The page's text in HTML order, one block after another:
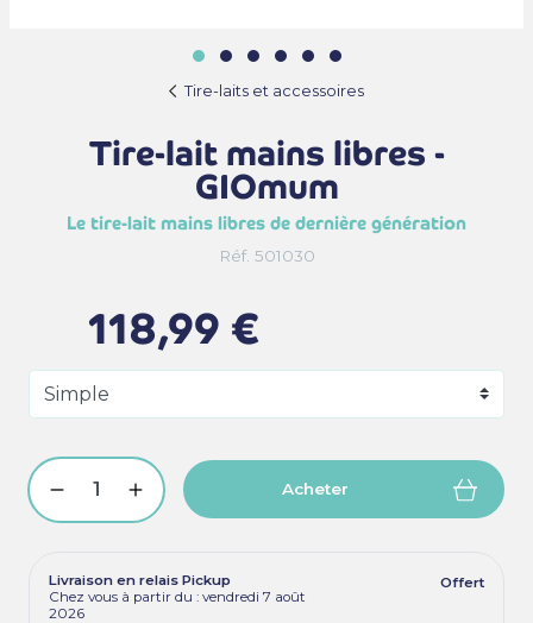
Tire-laits et accessoires
Tire-lait mains libres -
GIOmum
Le tire-lait mains libres de dernière génération
Réf. 501030
118,99 €
Acheter
Livraison en relais Pickup
Chez vous à partir du : vendredi 7 août
2026
Offert